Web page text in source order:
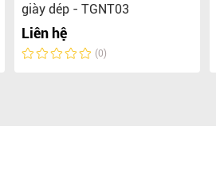
giày dép - TGNT03
Liên hệ
(0)